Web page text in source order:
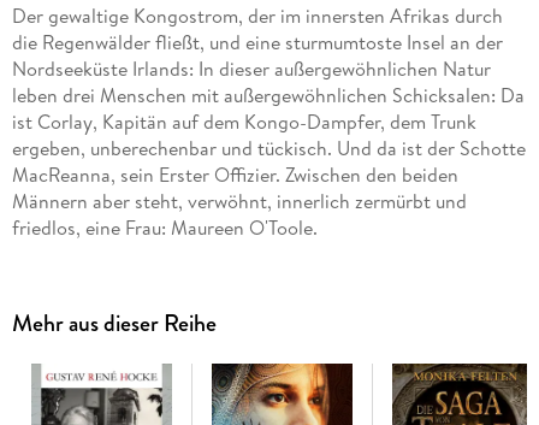
Der gewaltige Kongostrom, der im innersten Afrikas durch
die Regenwälder fließt, und eine sturmumtoste Insel an der
Nordseeküste Irlands: In dieser außergewöhnlichen Natur
leben drei Menschen mit außergewöhnlichen Schicksalen: Da
ist Corlay, Kapitän auf dem Kongo-Dampfer, dem Trunk
ergeben, unberechenbar und tückisch. Und da ist der Schotte
MacReanna, sein Erster Offizier. Zwischen den beiden
Männern aber steht, verwöhnt, innerlich zermürbt und
friedlos, eine Frau: Maureen O'Toole.
immer wieder selbst den Weg durch die Welt erkämpft hat,
konnte dieses Thema gleichermaßen fesselnd wie sachkundig
beschreiben.
Mehr aus dieser Reihe